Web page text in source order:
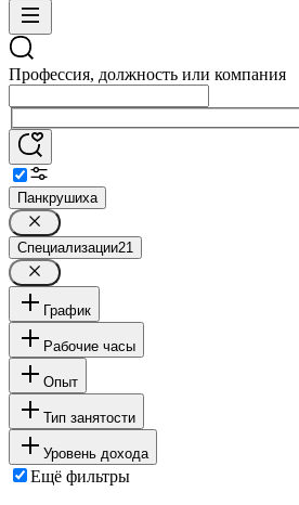
Профессия, должность или компания
Панкрушиха
Специализации21
График
Рабочие часы
Опыт
Тип занятости
Уровень дохода
Ещё фильтры